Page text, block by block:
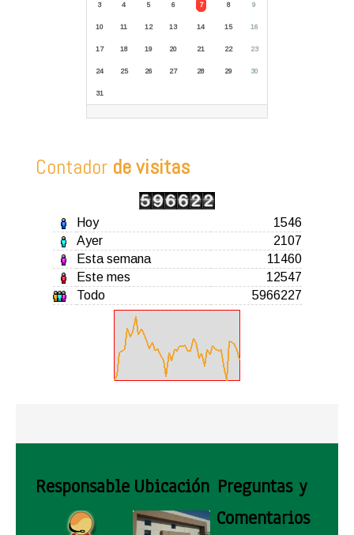
3 4 5 6 7 8 9
10 11 12 13 14 15 16
17 18 19 20 21 22 23
24 25 26 27 28 29 30
31
Contador de visitas
Hoy
1546
Ayer
2107
Esta semana
11460
Este mes
12547
Todo
5966227
Responsable Ubicación Preguntas y
Comentarios